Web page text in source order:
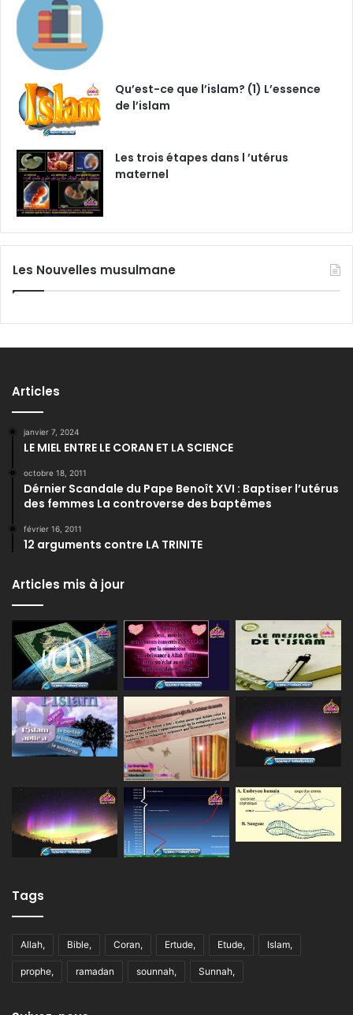
Qu’est-ce que l’islam? (1) L’essence
de l’islam
Les trois étapes dans l ’utérus
maternel
Les Nouvelles musulmane
Articles
janvier 7, 2024
LE MIEL ENTRE LE CORAN ET LA SCIENCE
octobre 18, 2011
Dérnier Scandale du Pape Benoît XVI : Baptiser l’utérus
des femmes La controverse des baptêmes
février 16, 2011
12 arguments contre LA TRINITE
Articles mis à jour
Tags
Allah, Bible, Coran, Ertude, Etude, Islam,
prophe, ramadan sounnah, Sunnah,